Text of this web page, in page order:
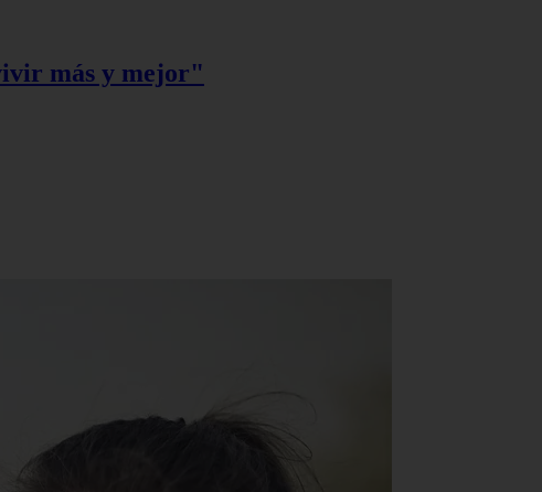
más y mejor"